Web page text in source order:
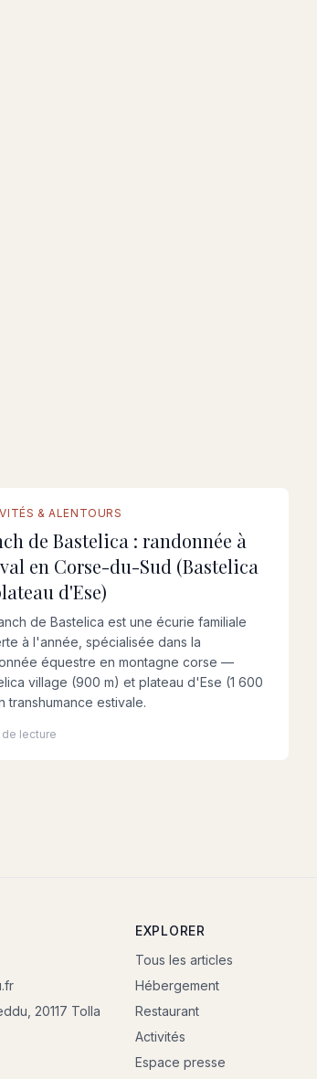
& ALENTOURS
de Bastelica : randonnée à
en Corse-du-Sud (Bastelica
d'Ese)
de Bastelica est une écurie familiale
à l'année, spécialisée dans la
équestre en montagne corse —
village (900 m) et plateau d'Ese (1 600
transhumance estivale.
de lecture
20117 Tolla
EXPLORER
Tous les articles
Hébergement
Restaurant
Activités
Espace presse